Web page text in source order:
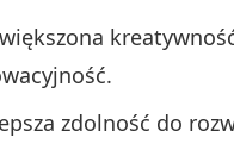
zdolność do